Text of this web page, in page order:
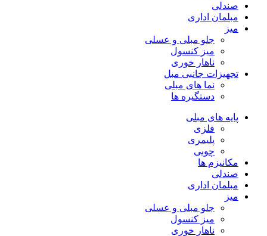
صندلی
مبلمان اداری
میز
جلو مبلی و عسلی
میز کنسول
ناهار خوری
تجهیزات جانبی مبل
نما های مبلی
دستگیره ها
پایه های مبلی
فلزی
پلیمری
چوبی
مکانیزم ها
صندلی
مبلمان اداری
میز
جلو مبلی و عسلی
میز کنسول
ناهار خوری